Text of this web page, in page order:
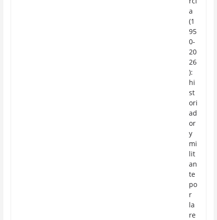
a
(1
95
0-
20
26
):
hi
st
ori
ad
or
y
mi
lit
an
te
po
r
la
re